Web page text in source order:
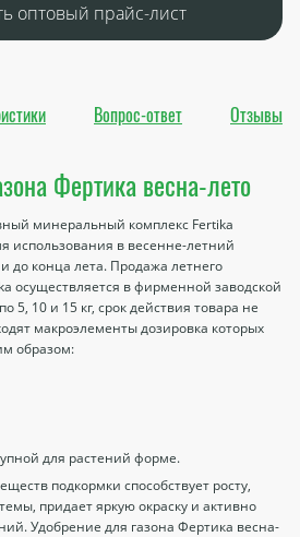
оптовый прайс-лист
Вопрос-ответ Отзывы
Фертика весна-лето
минеральный комплекс Fertika
использования в весенне-летний
до конца лета. Продажа летнего
осуществляется в фирменной заводской
5, 10 и 15 кг, срок действия товара не
макроэлементы дозировка которых
образом:
для растений форме.
подкормки способствует росту,
придает яркую окраску и активно
Удобрение для газона Фертика весна-